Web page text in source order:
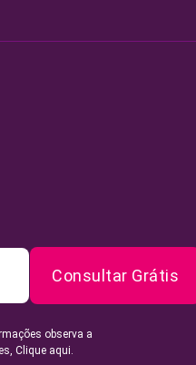
Consultar Grátis
observa a
Clique aqui.